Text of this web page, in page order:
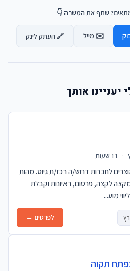
שתף את המשרה 👇
✉️ מייל 🔗 העתק לינק
אותך
·
לחברות דרוש/ה רכז/ת גיוס. מהות
מקצה לקצה, פרסום, ראיונות וקבלת
מוע...
לפרטים ←
תקוה